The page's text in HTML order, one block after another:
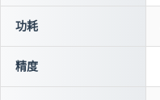
功耗
精度